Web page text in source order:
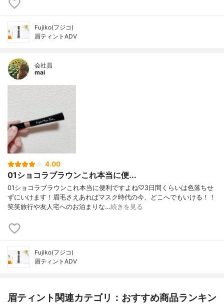
Fujiko(フジコ)
眉ティントADV
会社員
mai
4.00
01ショコラブラウンこれ本当に便...
01ショコラブラウンこれ本当に便利ですよね♡3日間くらいは色落ちせ
ずにいけます！眉毛さえあればマスク時代の今、どこへでもいける！！
笑笑旅行や友人宅へのお泊まりな…続きを見る
Fujiko(フジコ)
眉ティントADV
眉ティント関連カテゴリ：おすすめ商品ランキン